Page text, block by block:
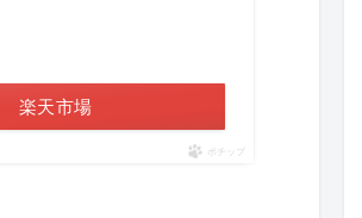
楽天市場
ポチップ